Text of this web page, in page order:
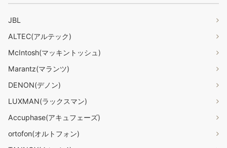
JBL
ALTEC(アルテック)
McIntosh(マッキントッシュ)
Marantz(マランツ)
DENON(デノン)
LUXMAN(ラックスマン)
Accuphase(アキュフェーズ)
ortofon(オルトフォン)